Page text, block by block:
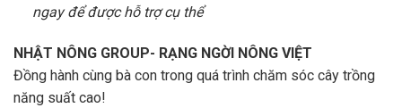
ngay để được hỗ trợ cụ thể
NHẬT NÔNG GROUP- RẠNG NGỜI NÔNG VIỆT
Đồng hành cùng bà con trong quá trình chăm sóc cây trồng
năng suất cao!